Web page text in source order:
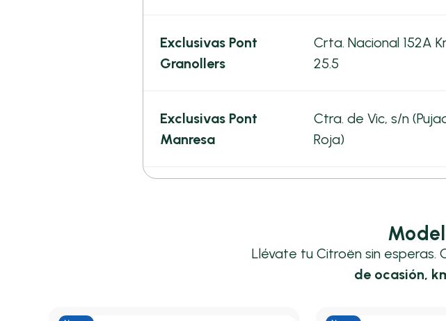
Exclusivas Pont
Granollers
Crta. Nacional 152A
25.5
Exclusivas Pont
Manresa
Ctra. de Vic, s/n
Roja)
Llévate tu Citroën sin
de ocasión,